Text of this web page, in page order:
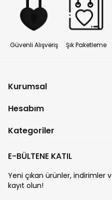
Güvenli Alışveriş Şık Paketleme
Kurumsal
Hesabım
Kategoriler
E-BÜLTENE KATIL
Yeni çıkan ürünler, indirimler
kayıt olun!